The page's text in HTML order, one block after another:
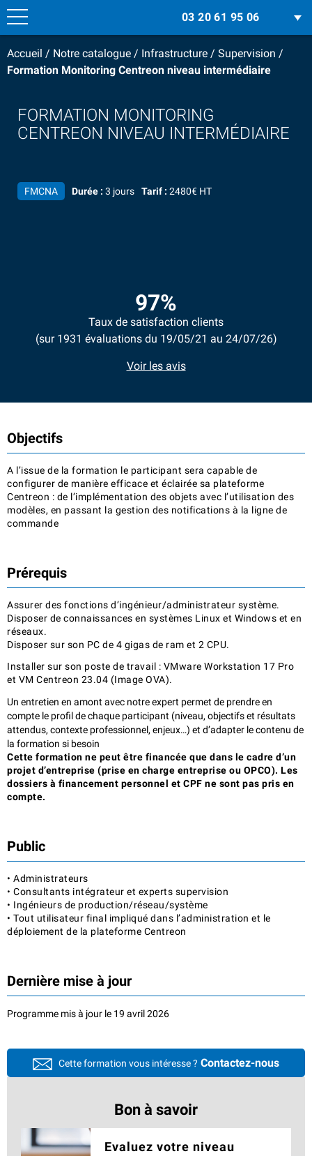
03 20 61 95 06
Accueil / Notre catalogue / Infrastructure / Supervision /
Formation Monitoring Centreon niveau intermédiaire
FORMATION MONITORING
CENTREON NIVEAU INTERMÉDIAIRE
FMCNA Durée : 3 jours Tarif : 2480€ HT
97%
Taux de satisfaction clients
(sur 1931 évaluations du 19/05/21 au 24/07/26)
Voir les avis
Objectifs
A l’issue de la formation le participant sera capable de
configurer de manière efficace et éclairée sa plateforme
Centreon : de l’implémentation des objets avec l’utilisation des
modèles, en passant la gestion des notifications à la ligne de
commande
Prérequis
Assurer des fonctions d’ingénieur/administrateur système.
Disposer de connaissances en systèmes Linux et Windows et en
réseaux.
Disposer sur son PC de 4 gigas de ram et 2 CPU.
Installer sur son poste de travail : VMware Workstation 17 Pro
et VM Centreon 23.04 (Image OVA).
Un entretien en amont avec notre expert permet de prendre en
compte le profil de chaque participant (niveau, objectifs et résultats
attendus, contexte professionnel, enjeux…) et d’adapter le contenu de
la formation si besoin
Cette formation ne peut être financée que dans le cadre d’un
projet d’entreprise (prise en charge entreprise ou OPCO). Les
dossiers à financement personnel et CPF ne sont pas pris en
compte.
Public
• Administrateurs
• Consultants intégrateur et experts supervision
• Ingénieurs de production/réseau/système
• Tout utilisateur final impliqué dans l’administration et le
déploiement de la plateforme Centreon
Dernière mise à jour
Programme mis à jour le 19 avril 2026
Cette formation vous intéresse ? Contactez-nous
Bon à savoir
Evaluez votre niveau